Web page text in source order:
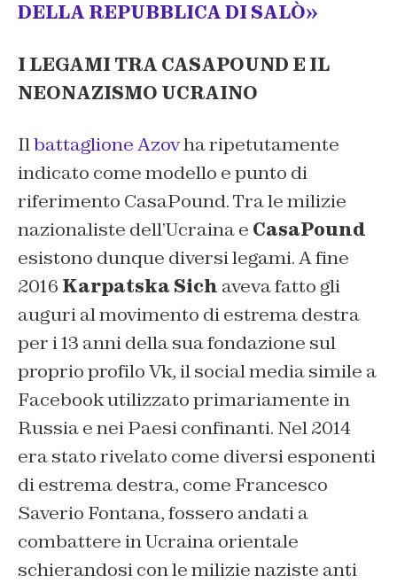
DELLA REPUBBLICA DI SALÒ»
I LEGAMI TRA CASAPOUND E IL
NEONAZISMO UCRAINO
Ilbattaglione Azovha ripetutamente
indicato come modello e punto di
riferimento CasaPound. Tra le milizie
nazionaliste dell’Ucraina e CasaPound
esistono dunque diversi legami. A fine
2016 Karpatska Sich aveva fatto gli
auguri al movimento di estrema destra
per i 13 anni della sua fondazione sul
proprio profilo Vk, il social media simile a
Facebook utilizzato primariamente in
Russia e nei Paesi confinanti. Nel 2014
era stato rivelato come diversi esponenti
di estrema destra, come Francesco
Saverio Fontana, fossero andati a
combattere in Ucraina orientale
schierandosi con le milizie naziste anti